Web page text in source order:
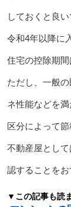
しておくと良い
令和4年以降に
住宅の控除期間
ただし、一般
ネ性能などを
区分によって節
不動産屋とし
認することをお
▼この記事も読